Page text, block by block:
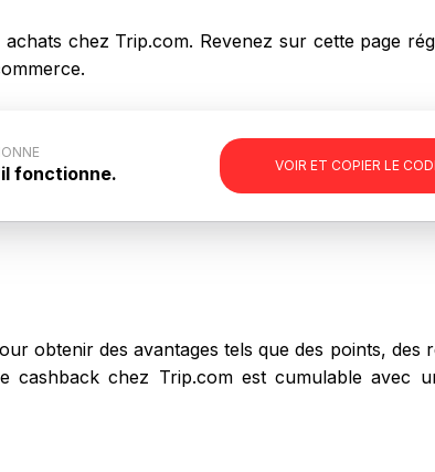
chez Trip.com. Revenez sur cette page
VOIR ET COPIER LE
fonctionne.
il est possible que ce
obtenir des avantages tels que des points, des
cashback chez Trip.com est cumulable avec